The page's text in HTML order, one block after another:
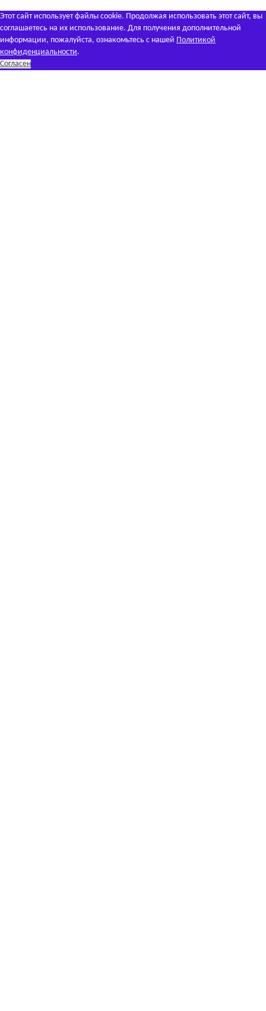
Этот сайт использует файлы cookie. Продолжая использовать этот сайт, вы
соглашаетесь на их использование. Для получения дополнительной
информации, пожалуйста, ознакомьтесь с нашей Политикой
конфиденциальности.
Согласен